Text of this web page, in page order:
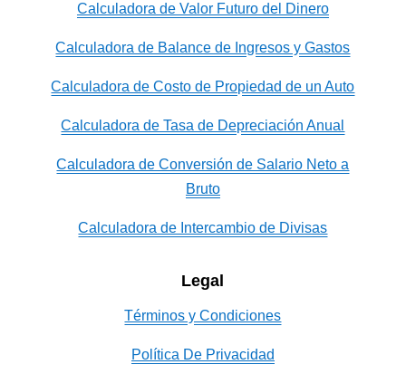
Calculadora de Valor Futuro del Dinero
Calculadora de Balance de Ingresos y Gastos
Calculadora de Costo de Propiedad de un Auto
Calculadora de Tasa de Depreciación Anual
Calculadora de Conversión de Salario Neto a
Bruto
Calculadora de Intercambio de Divisas
Legal
Términos y Condiciones
Política De Privacidad